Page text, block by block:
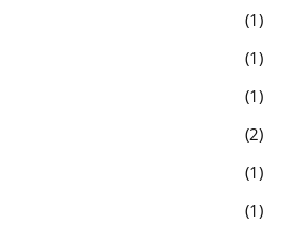
1
1
1
2
1
1